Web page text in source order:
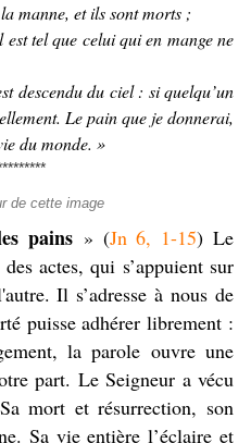
manne, et ils sont morts ;
tel que celui qui en mange ne
descendu du ciel : si quelqu’un
Le pain que je donnerai,
du monde. »
de cette image
pains » (Jn 6, 1-15) Le
actes, qui s’appuient sur
Il s’adresse à nous de
puisse adhérer librement :
la parole ouvre une
part. Le Seigneur a vécu
mort et résurrection, son
Sa vie entière l’éclaire et